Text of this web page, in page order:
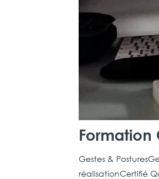
Formation
Gestes &
réalisationCertifié